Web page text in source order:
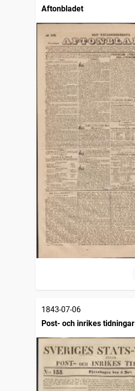
Aftonbladet
1843-07-06
Post- och inrikes tidningar